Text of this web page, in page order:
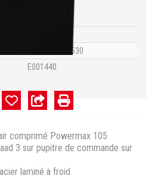
ALPHACUT 1530
E001440
comprimé Powermax 105
3 sur pupitre de commande sur
laminé à froid